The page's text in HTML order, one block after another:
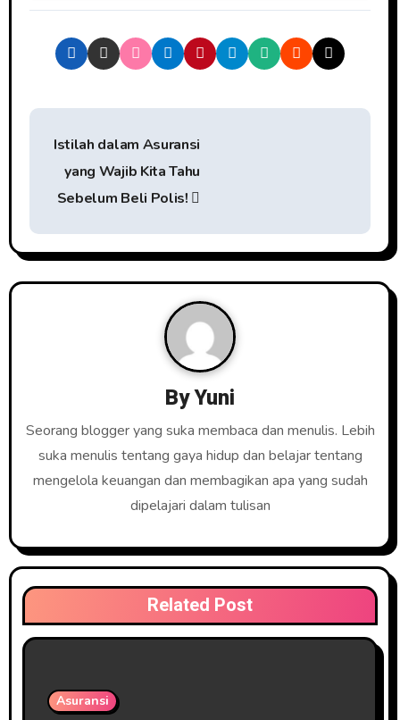
N
i
g
p
o
s
Istilah dalam Asuransi
yang Wajib Kita Tahu
Sebelum Beli Polis!
ByYuni
Seorang blogger yang suka membaca dan menulis. Lebih
suka menulis tentang gaya hidup dan belajar tentang
mengelola keuangan dan membagikan apa yang sudah
dipelajari dalam tulisan
Related Post
Asuransi